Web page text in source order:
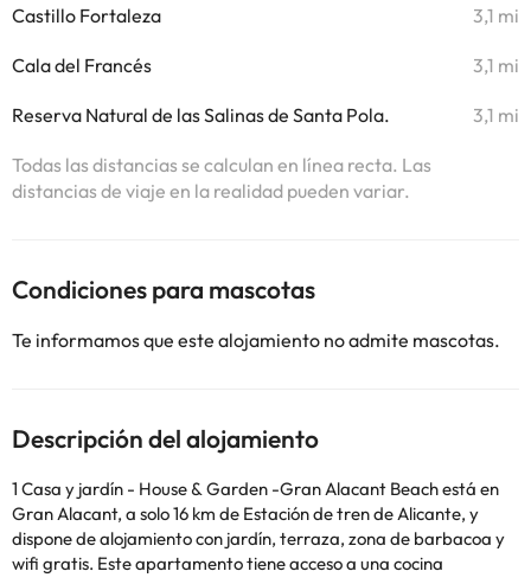
Castillo Fortaleza 3,1 mi
Cala del Francés 3,1 mi
Reserva Natural de las Salinas de Santa Pola. 3,1 mi
Todas las distancias se calculan en línea recta. Las
distancias de viaje en la realidad pueden variar.
Condiciones para mascotas
Te informamos que este alojamiento no admite mascotas.
Descripción del alojamiento
1 Casa y jardín - House & Garden -Gran Alacant Beach está en
Gran Alacant, a solo 16 km de Estación de tren de Alicante, y
dispone de alojamiento con jardín, terraza, zona de barbacoa y
wifi gratis. Este apartamento tiene acceso a una cocina